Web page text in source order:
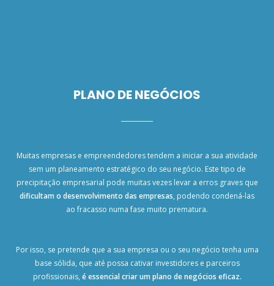
PLANO DE NEGÓCIOS​
Muitas empresas e empreendedores tendem a iniciar a sua atividade
sem um planeamento estratégico do seu negócio. Este tipo de
precipitação empresarial pode muitas vezes levar a erros graves que
dificultam o desenvolvimento das empresas, podendo condená-las
ao fracasso numa fase muito prematura.
Por isso, se pretende que a sua empresa ou o seu negócio tenha uma
base sólida, que até possa cativar investidores e parceiros
profissionais, é essencial criar um plano de negócios eficaz.